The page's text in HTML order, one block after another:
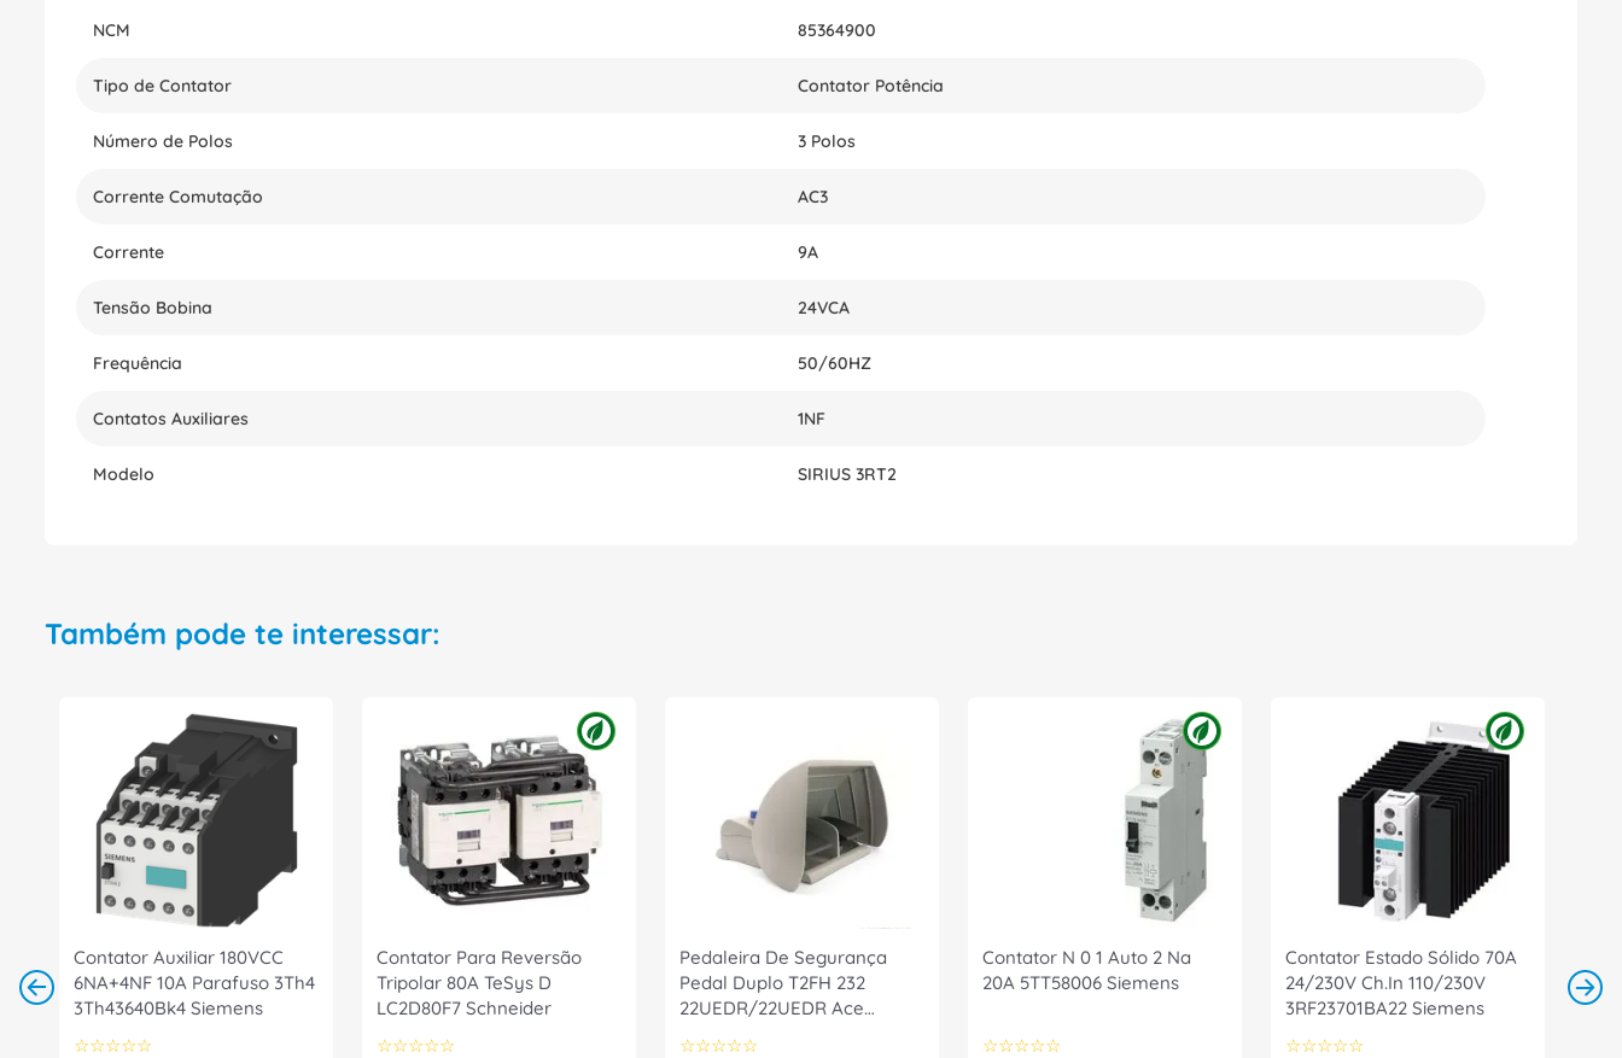
NCM 85364900
Tipo de Contator Contator Potência
Número de Polos 3 Polos
Corrente Comutação AC3
Corrente 9A
Tensão Bobina 24VCA
Frequência 50/60HZ
Contatos Auxiliares 1NF
Modelo SIRIUS 3RT2
Também pode te interessar:
Contator Auxiliar 180VCC
6NA+4NF 10A Parafuso 3Th4
3Th43640Bk4 Siemens
☆☆☆☆☆
Contator Para Reversão
Tripolar 80A TeSys D
LC2D80F7 Schneider
☆☆☆☆☆
Pedaleira De Segurança
Pedal Duplo T2FH 232
22UEDR/22UEDR Ace
Schmersal
☆☆☆☆☆
Contator N 0 1 Auto 2 Na
20A 5TT58006 Siemens
☆☆☆☆☆
Contator Estado Sólido 70A
24/230V Ch.In 110/230V
3RF23701BA22 Siemens
☆☆☆☆☆